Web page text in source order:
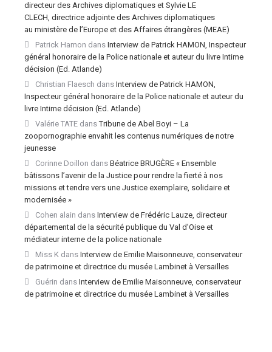
directeur des Archives diplomatiques et Sylvie LE
CLECH, directrice adjointe des Archives diplomatiques
au ministère de l’Europe et des Affaires étrangères (MEAE)
Patrick Hamon dans Interview de Patrick HAMON, Inspecteur
général honoraire de la Police nationale et auteur du livre Intime
décision (Ed. Atlande)
Christian Flaesch dans Interview de Patrick HAMON,
Inspecteur général honoraire de la Police nationale et auteur du
livre Intime décision (Ed. Atlande)
Valérie TATE dansTribune de Abel Boyi – La
zoopornographie envahit les contenus numériques de notre
jeunesse
Corinne Doillon dans Béatrice BRUGÈRE « Ensemble
bâtissons l’avenir de la Justice pour rendre la fierté à nos
missions et tendre vers une Justice exemplaire, solidaire et
modernisée »
Cohen alain dans Interview de Frédéric Lauze, directeur
départemental de la sécurité publique du Val d’Oise et
médiateur interne de la police nationale
Miss K dans Interview de Emilie Maisonneuve, conservateur
de patrimoine et directrice du musée Lambinet à Versailles
Guérin dans Interview de Emilie Maisonneuve, conservateur
de patrimoine et directrice du musée Lambinet à Versailles